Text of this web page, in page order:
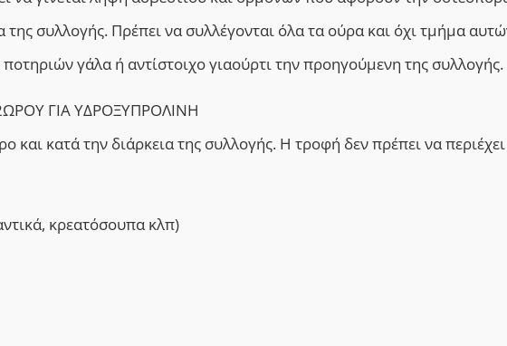
της συλλογής. Πρέπει να συλλέγονται όλα τα ούρα και όχι τμήμα
γάλα ή αντίστοιχο γιαούρτι την προηγούμενη της συλλογής.
ΓΙΑ ΥΔΡΟΞΥΠΡΟΛΙΝΗ
και κατά την διάρκεια της συλλογής. Η τροφή δεν πρέπει να
κρεατόσουπα κλπ)